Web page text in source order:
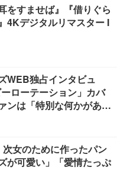
をすませば』『借りぐら
4Kデジタルリマスター I
WEB独占インタビュ
ローテーション」カバ
ンは「特別な何かがあ
女のために作ったパン
が可愛い」「愛情たっぷ